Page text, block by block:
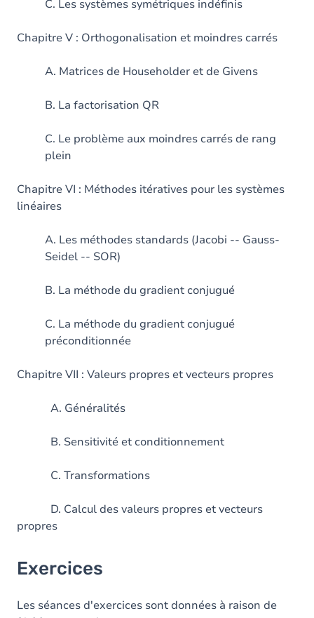
C. Les systèmes symétriques indéfinis
Chapitre V : Orthogonalisation et moindres carrés
A. Matrices de Householder et de Givens
B. La factorisation QR
C. Le problème aux moindres carrés de rang
plein
Chapitre VI : Méthodes itératives pour les systèmes
linéaires
A. Les méthodes standards (Jacobi -- Gauss-
Seidel -- SOR)
B. La méthode du gradient conjugué
C. La méthode du gradient conjugué
préconditionnée
Chapitre VII : Valeurs propres et vecteurs propres
A. Généralités
B. Sensitivité et conditionnement
C. Transformations
D. Calcul des valeurs propres et vecteurs
propres
Exercices
Les séances d'exercices sont données à raison de